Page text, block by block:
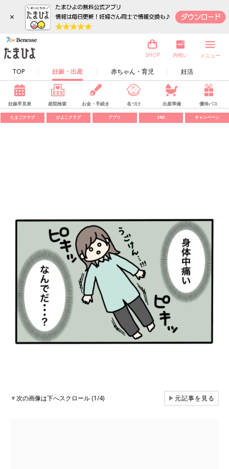
×
TOP 妊娠・出産 赤ちゃん・育児 妊活
SHOP 内祝い メニュー
妊娠早見表 産院検索 お金・手続き 名づけ 出産準備 優待パス
たまごクラブ ひよこクラブ アプリ SNS キャンペーン
▼次の画像は下へスクロール (1/4) ▶元記事を見る